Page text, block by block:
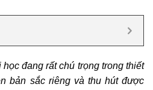
đang rất chú trọng trong thiết
bản sắc riêng và thu hút được